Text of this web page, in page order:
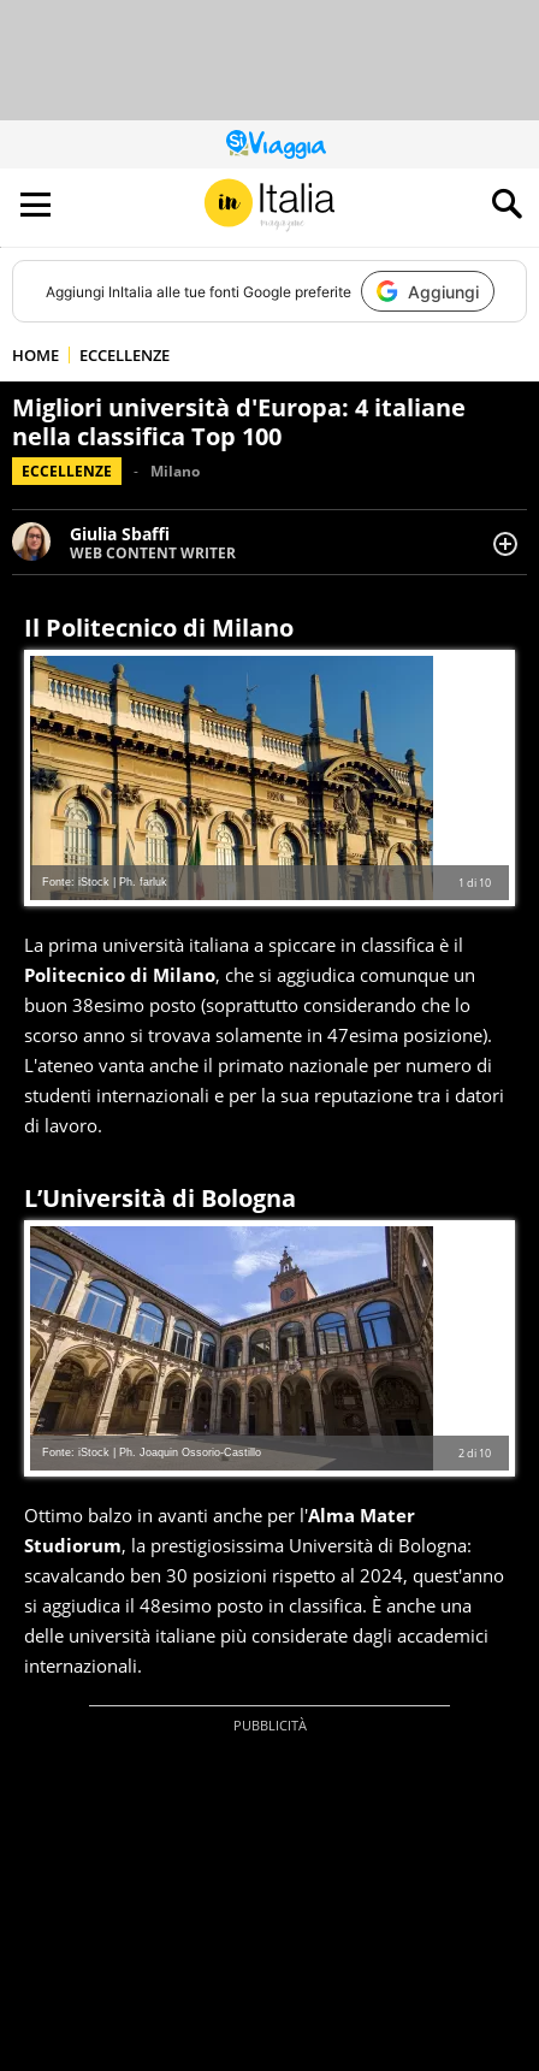
QUESTO
SITO
CONTRIBUISCE
ALL’AUDIENCE
DI
Aggiungi InItalia alle tue fonti Google preferite Aggiungi
HOME ECCELLENZE
Migliori università d'Europa: 4 italiane
nella classifica Top 100
ECCELLENZE Milano
Giulia Sbaffi
WEB CONTENT WRITER
Web content writer appassionata di belle storie e di
natura, le piace tenersi informata su ciò che accade
intorno a lei.
Il Politecnico di Milano
1 di 10
Fonte: iStock | Ph. farluk
La prima università italiana a spiccare in classifica è il
Politecnico di Milano, che si aggiudica comunque un
buon 38esimo posto (soprattutto considerando che lo
scorso anno si trovava solamente in 47esima posizione).
L'ateneo vanta anche il primato nazionale per numero di
studenti internazionali e per la sua reputazione tra i datori
di lavoro.
L’Università di Bologna
2di 10
Fonte: iStock | Ph. Joaquin Ossorio-Castillo
Ottimo balzo in avanti anche per l'Alma Mater
Studiorum, la prestigiosissima Università di Bologna:
scavalcando ben 30 posizioni rispetto al 2024, quest'anno
si aggiudica il 48esimo posto in classifica. È anche una
delle università italiane più considerate dagli accademici
internazionali.